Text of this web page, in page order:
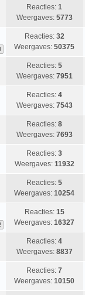
Reacties:1
Weergaves: 5773
Reacties: 32
Weergaves:50375
Reacties:5
Weergaves: 7951
Reacties:4
Weergaves: 7543
Reacties:8
Weergaves: 7693
Reacties:3
Weergaves: 11932
Reacties:5
Weergaves:10254
Reacties: 15
Weergaves:16327
Reacties:4
Weergaves: 8837
Reacties:7
Weergaves:10150